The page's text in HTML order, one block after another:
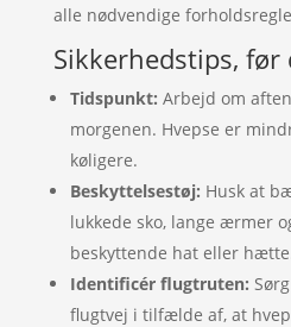
alle nødvendige
Sikkerhedstips, før
Tidspunkt: Arbejd om
morgenen. Hvepse er
køligere.
Beskyttelsestøj: Husk at
lukkede sko, lange ærmer
beskyttende hat eller
Identificér flugtruten:
flugtvej i tilfælde af, at